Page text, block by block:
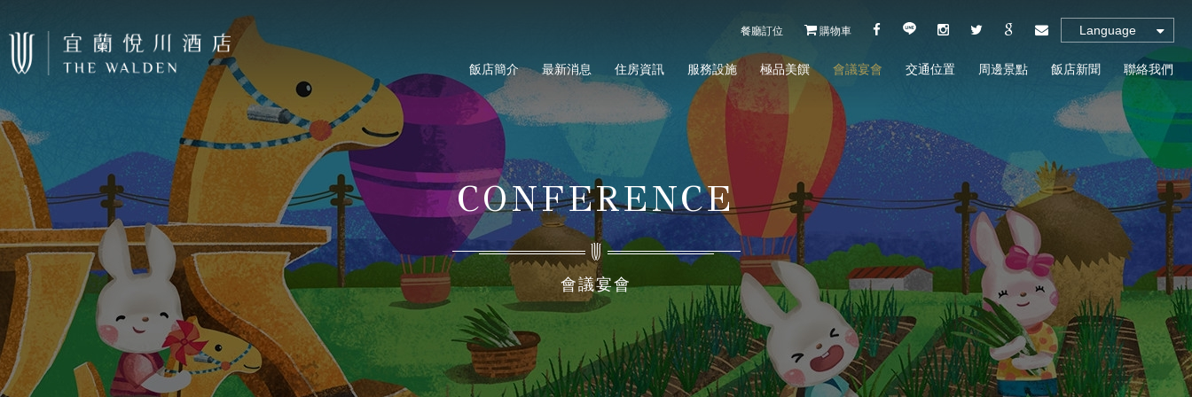
飯店簡介 最新消息 住房資訊 服務設施 極品美饌 會議宴會 交通位置 周邊景點 飯店新聞 聯絡我們
餐廳訂位 購物車 Language
CONFERENCE
會議宴會